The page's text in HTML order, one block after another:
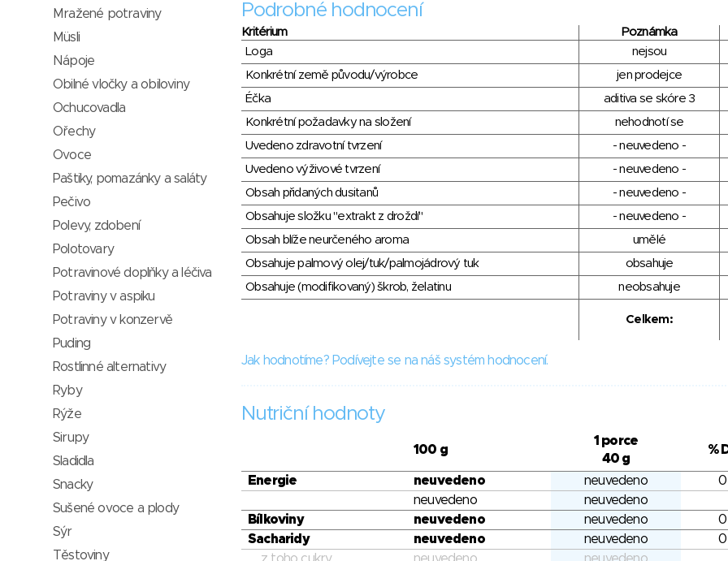
Podrobné hodnocení
Kritérium Poznámka
Loga
nejsou
Konkrétní země původu/výrobce
jen prodejce
Éčka
aditiva se skóre 3
Konkrétní požadavky na složení
nehodnotí se
Uvedeno zdravotní tvrzení
- neuvedeno -
Uvedeno výživové tvrzení
- neuvedeno -
Obsah přidaných dusitanů
- neuvedeno -
Obsahuje složku "extrakt z droždí"
- neuvedeno -
Obsah blíže neurčeného aroma
umělé
Obsahuje palmový olej/tuk/palmojádrový tuk
obsahuje
Obsahuje (modifikovaný) škrob, želatinu
neobsahuje
Celkem:
Jak hodnotíme? Podívejte se na náš systém hodnocení.
Nutriční hodnoty
100 g
1 porce
40 g
%
Energie neuvedeno neuvedeno
0
neuvedeno
neuvedeno
Bílkoviny
neuvedeno neuvedeno
0
Sacharidy
neuvedeno neuvedeno
0
Mražené potraviny
Müsli
Nápoje
Obilné vločky a obiloviny
Ochucovadla
Ořechy
Ovoce
Paštiky, pomazánky a saláty
Pečivo
Polevy, zdobení
Polotovary
Potravinové doplňky a léčiva
Potraviny v aspiku
Potraviny v konzervě
Puding
Rostlinné alternativy
Ryby
Rýže
Sirupy
Sladidla
Snacky
Sušené ovoce a plody
Sýr
Těstoviny